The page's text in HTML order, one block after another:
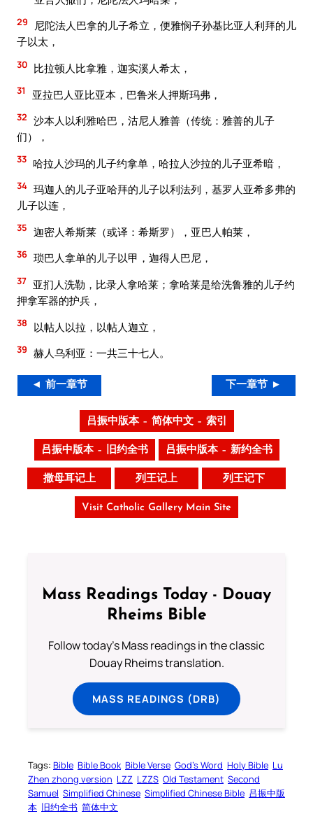
29
尼陀法人巴拿的儿子希立，便雅悯子孙基比亚人利拜的儿
子以太，
30 比拉顿人比拿雅，迦实溪人希太，
31 亚拉巴人亚比亚本，巴鲁米人押斯玛弗，
32 沙本人以利雅哈巴，沽尼人雅善（传统：雅善的儿子
们），
33 哈拉人沙玛的儿子约拿单，哈拉人沙拉的儿子亚希暗，
34 玛迦人的儿子亚哈拜的儿子以利法列，基罗人亚希多弗的
儿子以连，
35 迦密人希斯莱（或译：希斯罗），亚巴人帕莱，
36 琐巴人拿单的儿子以甲，迦得人巴尼，
37 亚扪人洗勒，比录人拿哈莱；拿哈莱是给洗鲁雅的儿子约
押拿军器的护兵，
38 以帖人以拉，以帖人迦立，
39 赫人乌利亚：一共三十七人。
◄ 前一章节 下一章节 ►
吕振中版本 – 简体中文 – 索引
吕振中版本 – 旧约全书 吕振中版本 – 新约全书
撒母耳记上 列王记上 列王记下
Visit Catholic Gallery Main Site
Mass Readings Today - Douay
Rheims Bible
Follow today's Mass readings in the classic
Douay Rheims translation.
MASS READINGS (DRB)
Tags: Bible Bible Book Bible Verse God’s Word Holy Bible Lu
Zhen zhong version LZZ LZZS Old Testament Second
Samuel Simplified Chinese Simplified Chinese Bible 吕振中版
本 旧约全书 简体中文